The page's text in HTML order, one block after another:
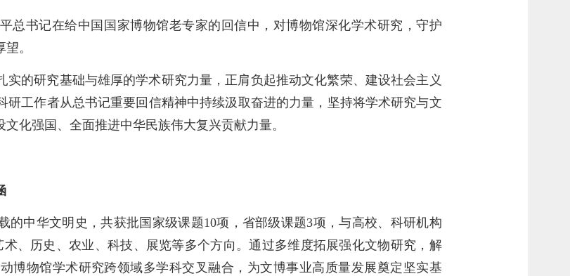
总书记在给中国国家博物馆老专家的回信中，对博物馆深化学术研究，守护
。
实的研究基础与雄厚的学术研究力量，正肩负起推动文化繁荣、建设社会主义
工作者从总书记重要回信精神中持续汲取奋进的力量，坚持将学术研究与文
化强国、全面推进中华民族伟大复兴贡献力量。
的中华文明史，共获批国家级课题10项，省部级课题3项，与高校、科研机构
、历史、农业、科技、展览等多个方向。通过多维度拓展强化文物研究，解
博物馆学术研究跨领域多学科交叉融合，为文博事业高质量发展奠定坚实基